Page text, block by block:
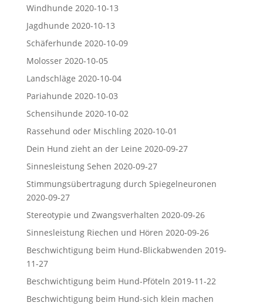
Windhunde 2020-10-13
Jagdhunde 2020-10-13
Schäferhunde 2020-10-09
Molosser 2020-10-05
Landschläge 2020-10-04
Pariahunde 2020-10-03
Schensihunde 2020-10-02
Rassehund oder Mischling 2020-10-01
Dein Hund zieht an der Leine 2020-09-27
Sinnesleistung Sehen 2020-09-27
Stimmungsübertragung durch Spiegelneuronen
2020-09-27
Stereotypie und Zwangsverhalten 2020-09-26
Sinnesleistung Riechen und Hören 2020-09-26
Beschwichtigung beim Hund-Blickabwenden 2019-
11-27
Beschwichtigung beim Hund-Pföteln 2019-11-22
Beschwichtigung beim Hund-sich klein machen